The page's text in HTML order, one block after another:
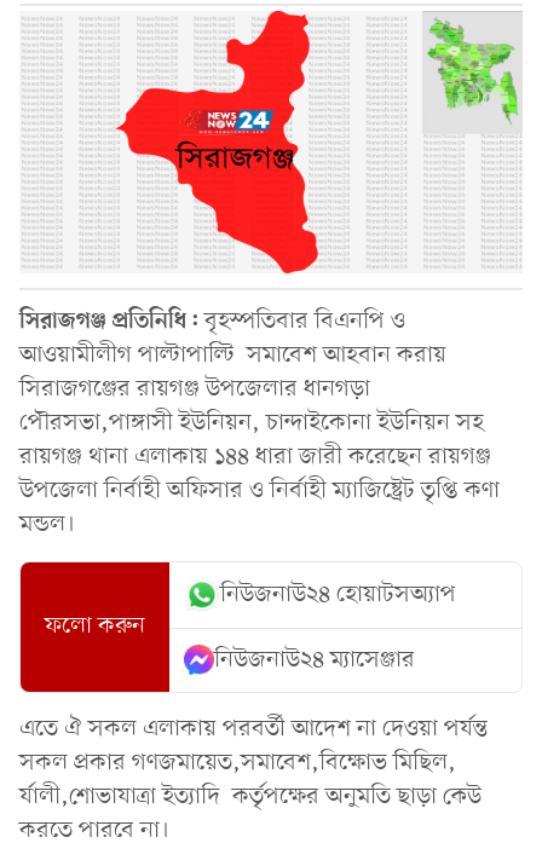
সিরাজগঞ্জ প্রতিনিধি:বৃহস্পতিবার বিএনপি ও
আওয়ামীলীগ পাল্টাপাল্টি সমাবেশ আহবান করায়
সিরাজগঞ্জের রায়গঞ্জ উপজেলার ধানগড়া
পৌরসভা,পাঙ্গাসী ইউনিয়ন, চান্দাইকোনা ইউনিয়ন সহ
রায়গঞ্জ থানা এলাকায় ১৪৪ ধারা জারী করেছেন রায়গঞ্জ
উপজেলা নির্বাহী অফিসার ও নির্বাহী ম্যাজিষ্ট্রেট তৃপ্তি কণা
মন্ডল।
ফলো করুন
নিউজনাউ২৪ হোয়াটসঅ্যাপ
নিউজনাউ২৪ ম্যাসেঞ্জার
এতে ঐ সকল এলাকায় পরবর্তী আদেশ না দেওয়া পর্যন্ত
সকল প্রকার গণজমায়েত,সমাবেশ,বিক্ষোভ মিছিল,
র্যালী,শোভাযাত্রা ইত্যাদি কর্তৃপক্ষের অনুমতি ছাড়া কেউ
করতে পারবে না।